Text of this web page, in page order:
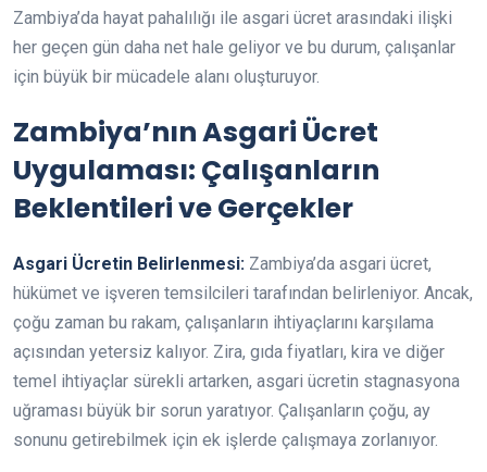
Zambiya’da hayat pahalılığı ile asgari ücret arasındaki ilişki
her geçen gün daha net hale geliyor ve bu durum, çalışanlar
için büyük bir mücadele alanı oluşturuyor.
Zambiya’nın Asgari Ücret
Uygulaması: Çalışanların
Beklentileri ve Gerçekler
Asgari Ücretin Belirlenmesi: Zambiya’da asgari ücret,
hükümet ve işveren temsilcileri tarafından belirleniyor. Ancak,
çoğu zaman bu rakam, çalışanların ihtiyaçlarını karşılama
açısından yetersiz kalıyor. Zira, gıda fiyatları, kira ve diğer
temel ihtiyaçlar sürekli artarken, asgari ücretin stagnasyona
uğraması büyük bir sorun yaratıyor. Çalışanların çoğu, ay
sonunu getirebilmek için ek işlerde çalışmaya zorlanıyor.